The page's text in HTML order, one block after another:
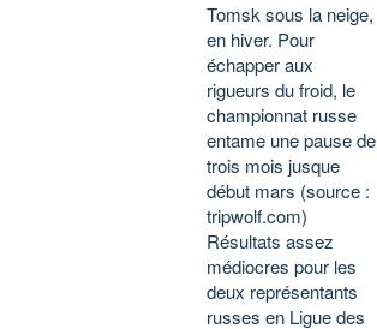
Tomsk sous la neige,
en hiver. Pour
échapper aux
rigueurs du froid, le
championnat russe
entame une pause de
trois mois jusque
début mars (source :
tripwolf.com)
Résultats assez
médiocres pour les
deux représentants
russes en Ligue des